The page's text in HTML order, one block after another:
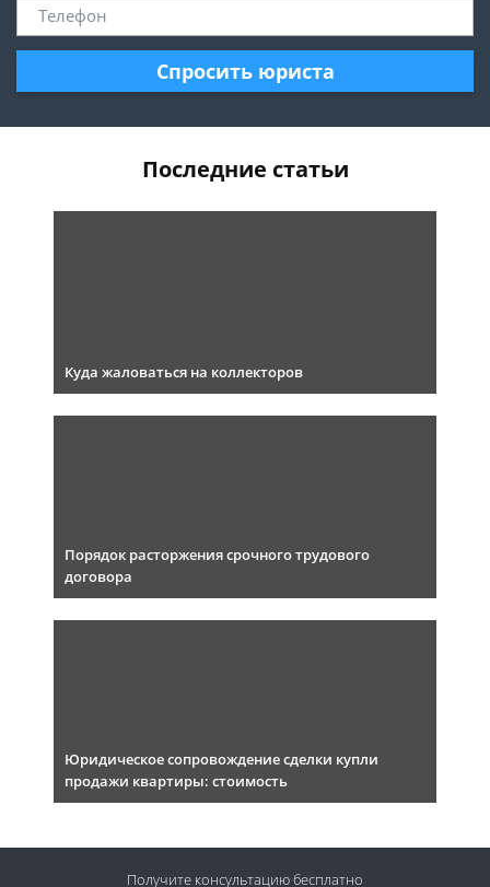
Спросить юриста
Последние статьи
Куда жаловаться на коллекторов
Порядок расторжения срочного трудового
договора
Юридическое сопровождение сделки купли
продажи квартиры: стоимость
Получите консультациюбесплатно